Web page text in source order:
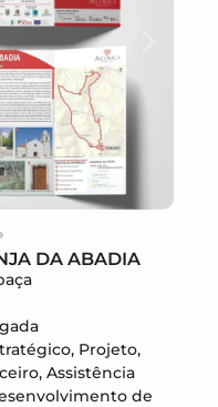
DA ABADIA
Projeto,
Assistência
de